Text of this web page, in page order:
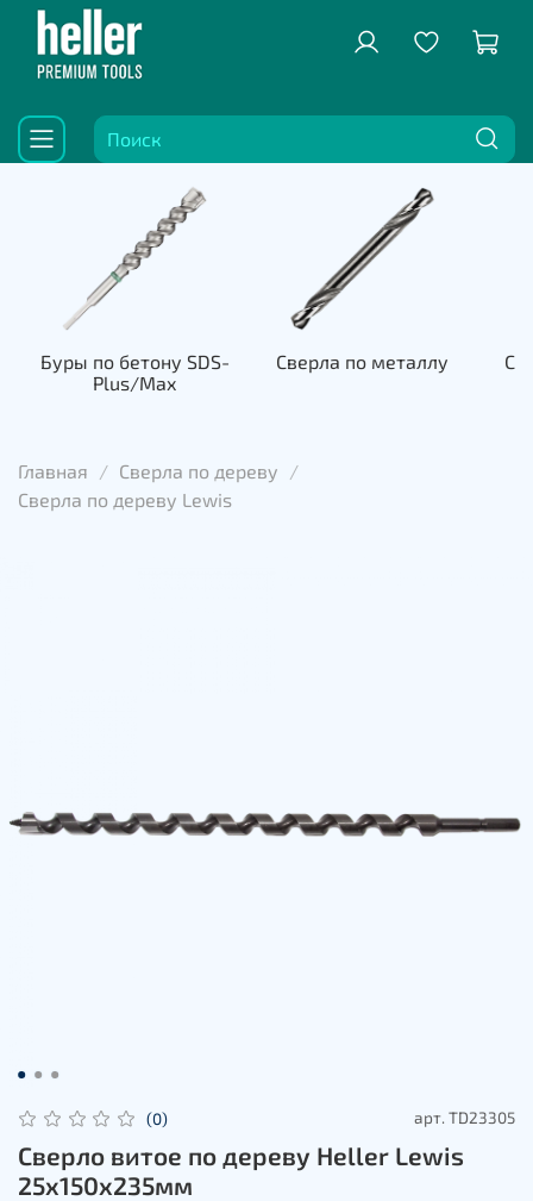
Буры по бетону SDS-
Plus/Max
Сверла по металлу
Главная
Сверла по дереву
Сверла по дереву Lewis
(0) арт. TD23305
Сверло витое по дереву Heller Lewis
25х150х235мм